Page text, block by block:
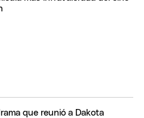
que reunió a Dakota